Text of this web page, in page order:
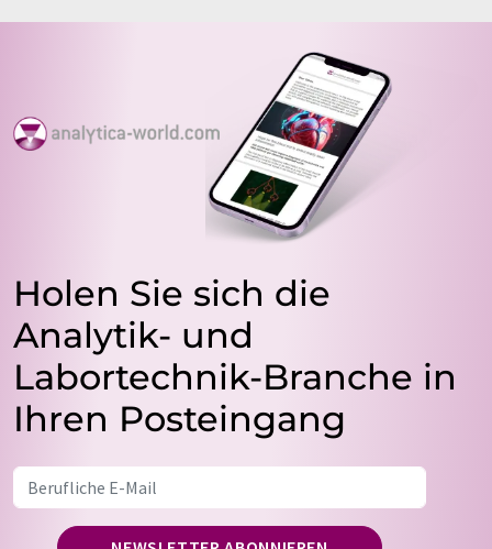
Holen Sie sich die
Analytik- und
Labortechnik-Branche in
Ihren Posteingang